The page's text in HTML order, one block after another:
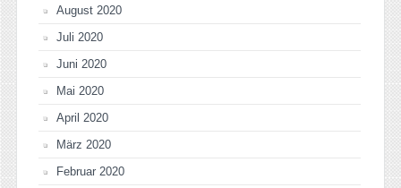
August 2020
Juli 2020
Juni 2020
Mai 2020
April 2020
März 2020
Februar 2020